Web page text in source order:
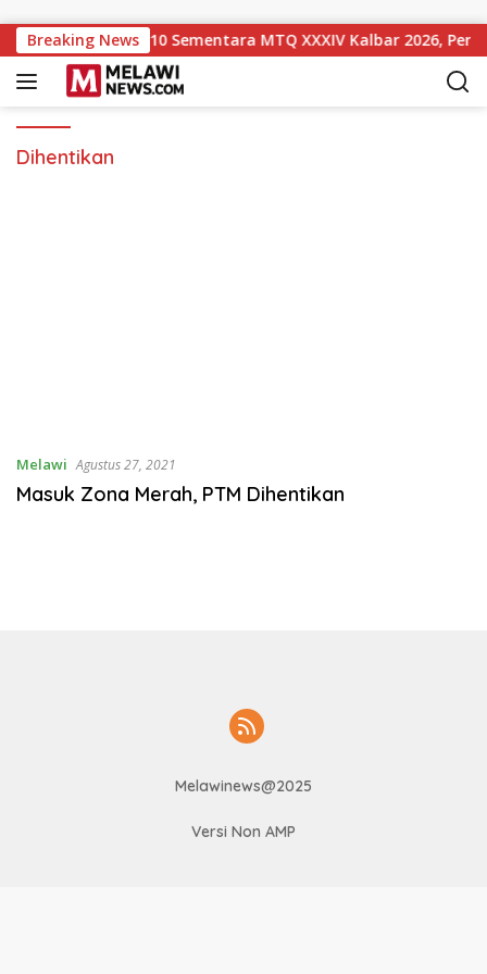
Breaking News
ke Peringkat 10 Sementara MTQ XXXIV Kalbar 2026,
Dihentikan
Melawi Agustus 27, 2021
Masuk Zona Merah, PTM Dihentikan
Melawinews@2025
Versi Non AMP